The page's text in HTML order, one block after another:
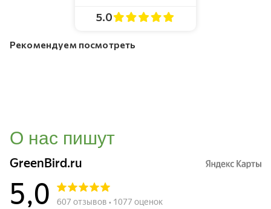
5.0
Рекомендуем посмотреть
О нас пишут